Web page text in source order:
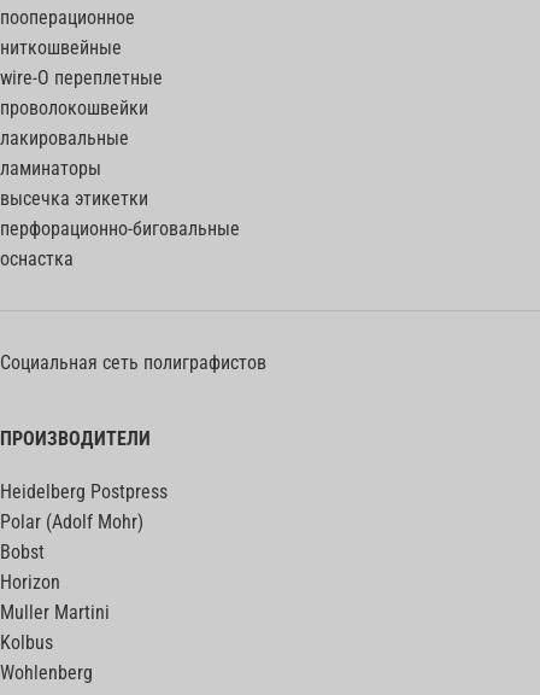
пооперационное
ниткошвейные
wire-O переплетные
проволокошвейки
лакировальные
ламинаторы
высечка этикетки
перфорационно-биговальные
оснастка
Социальная сеть полиграфистов
ПРОИЗВОДИТЕЛИ
Heidelberg Postpress
Polar (Adolf Mohr)
Bobst
Horizon
Muller Martini
Kolbus
Wohlenberg